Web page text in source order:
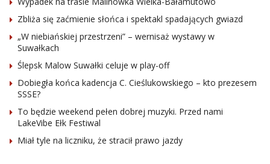
Zbliża się zaćmienie słońca i spektakl spadających gwiazd
„W niebiańskiej przestrzeni” – wernisaż wystawy w
Suwałkach
Ślepsk Malow Suwałki celuje w play-off
Dobiegła końca kadencja C. Cieślukowskiego – kto prezesem
SSSE?
To będzie weekend pełen dobrej muzyki. Przed nami
LakeVibe Ełk Festiwal
Miał tyle na liczniku, że stracił prawo jazdy